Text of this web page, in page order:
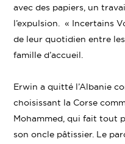
avec des papiers, un
l’expulsion. « Incertains
de leur quotidien entre
famille d’accueil.
Erwin a quitté l’Albanie
choisissant la Corse
Mohammed, qui fait tout
son oncle pâtissier. Le